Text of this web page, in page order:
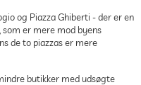
og Piazza Ghiberti - der er en
som er mere mod byens
de to piazzas er mere
butikker med udsøgte